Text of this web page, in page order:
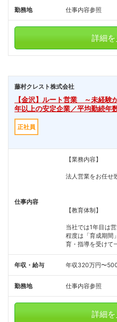
勤務地 仕事内容参照
詳細を
藤村クレスト株式会社
【金沢】ルート営業 ～未経験
年以上の安定企業／平均勤続年
正社員
仕事内容
【業務内容】
法人営業をお任せ
【教育体制】
当社では1年目は
程度は「育成期間
育・指導を受けて
年収・給与 年収320万円〜
勤務地 仕事内容参照
詳細を